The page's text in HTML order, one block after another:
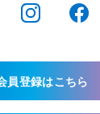
員登録はこちら